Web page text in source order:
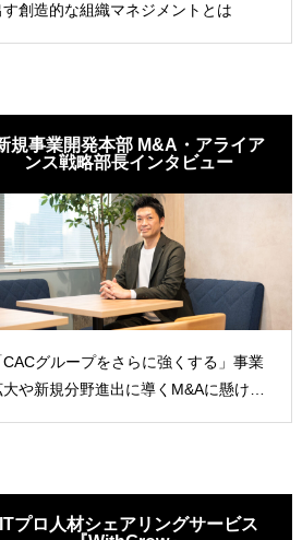
す創造的な組織マネジメントとは
規事業開発本部 M&A・アライア
ンス戦略部長インタビュー
CACグループをさらに強くする」事業
大や新規分野進出に導くM&Aに懸ける
ビス
事業開発 特別対談